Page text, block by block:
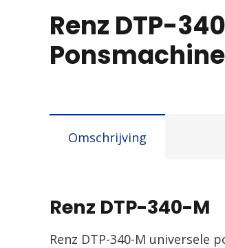
Renz DTP-
Ponsmachine
Omschrijving
Renz DTP-340-M
Renz DTP-340-M universele